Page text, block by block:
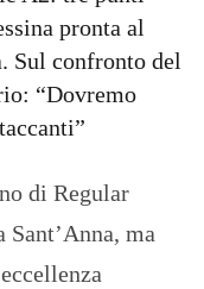
pronta al
Sul confronto del
“Dovremo
di Regular
Sant’Anna, ma